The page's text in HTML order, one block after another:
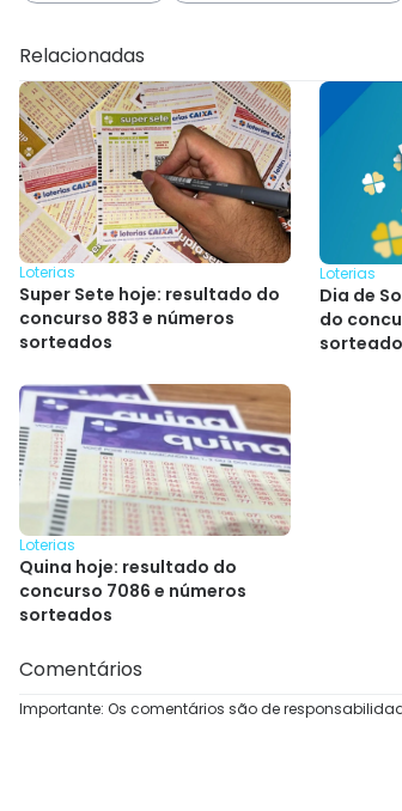
Relacionadas
Loterias
Super Sete hoje: resultado do
concurso 883 e números
sorteados
Loterias
Dia de
do
Loterias
Quina hoje: resultado do
concurso 7086 e números
sorteados
Comentários
Importante: Os comentários são de